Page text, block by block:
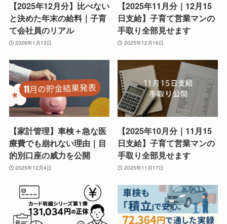
【2025年12月分】比べない
と決めた年末の給料｜子育
て会社員のリアル
2026年1月13日
【2025年11月分｜12月15
日支給】子育て営業マンの
手取り全部見せます
2025年12月16日
【家計管理】車検＋急な医
療費でも崩れない理由｜目
的別口座の威力を公開
2025年12月4日
【2025年10月分｜11月15
日支給】子育て営業マンの
手取り全部見せます
2025年11月17日